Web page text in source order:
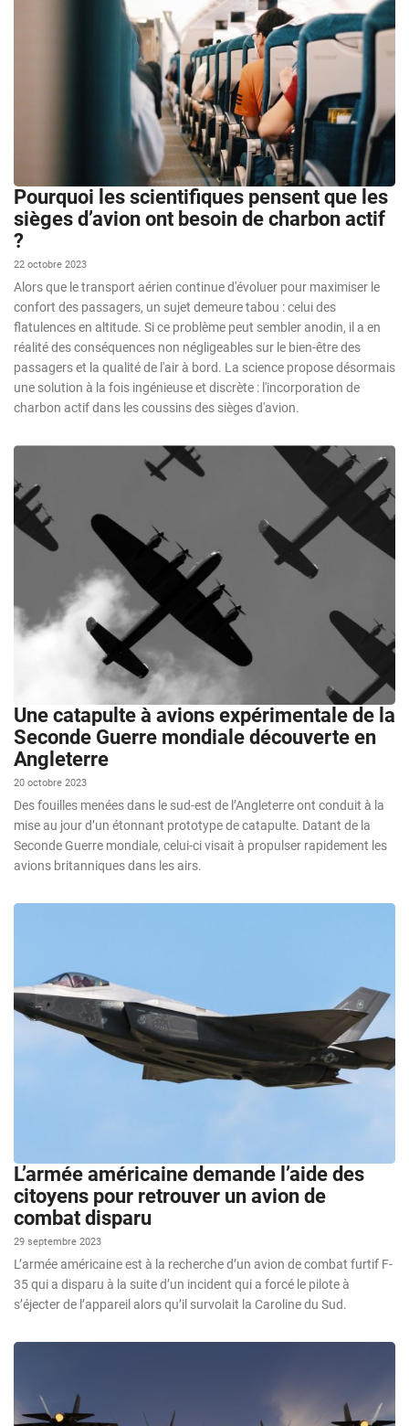
Pourquoi les scientifiques pensent que les
sièges d’avion ont besoin de charbon actif
?
22 octobre 2023
Alors que le transport aérien continue d'évoluer pour maximiser le
confort des passagers, un sujet demeure tabou : celui des
flatulences en altitude. Si ce problème peut sembler anodin, il a en
réalité des conséquences non négligeables sur le bien-être des
passagers et la qualité de l'air à bord. La science propose désormais
une solution à la fois ingénieuse et discrète : l'incorporation de
charbon actif dans les coussins des sièges d'avion.
Une catapulte à avions expérimentale de la
Seconde Guerre mondiale découverte en
Angleterre
20 octobre 2023
Des fouilles menées dans le sud-est de l’Angleterre ont conduit à la
mise au jour d’un étonnant prototype de catapulte. Datant de la
Seconde Guerre mondiale, celui-ci visait à propulser rapidement les
avions britanniques dans les airs.
L’armée américaine demande l’aide des
citoyens pour retrouver un avion de
combat disparu
29 septembre 2023
L’armée américaine est à la recherche d’un avion de combat furtif F-
35 qui a disparu à la suite d’un incident qui a forcé le pilote à
s’éjecter de l’appareil alors qu’il survolait la Caroline du Sud.